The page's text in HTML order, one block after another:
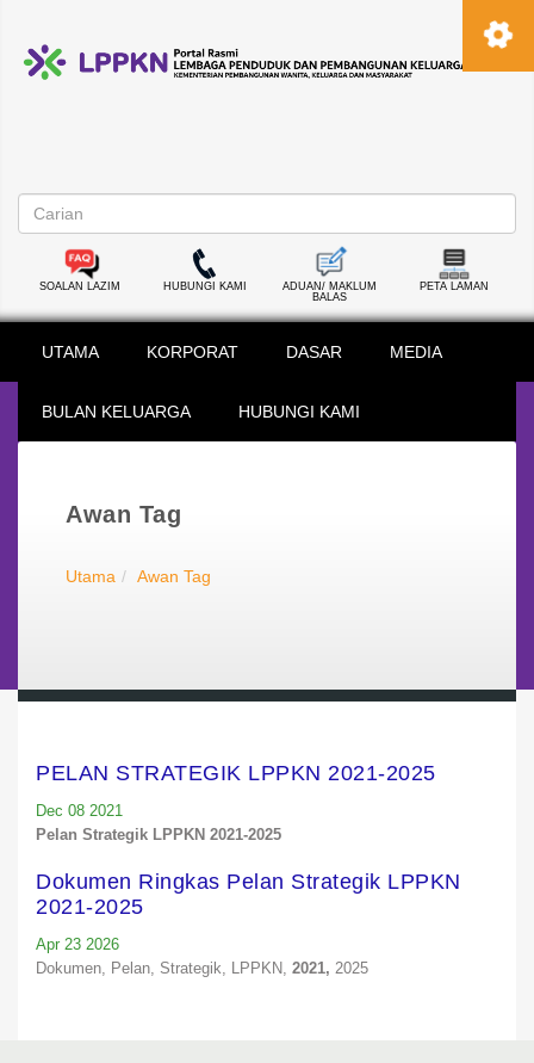
SOALAN LAZIM HUBUNGI KAMI
ADUAN/ MAKLUM
BALAS
PETA LAMAN
UTAMA KORPORAT DASAR MEDIA
BULAN KELUARGA HUBUNGI KAMI
Awan Tag
Utama Awan Tag
PELAN STRATEGIK LPPKN 2021-2025
Dec 08 2021
Pelan Strategik LPPKN 2021-2025
Dokumen Ringkas Pelan Strategik LPPKN
2021-2025
Apr 23 2026
Dokumen,
Pelan, Strategik, LPPKN, 2021, 2025